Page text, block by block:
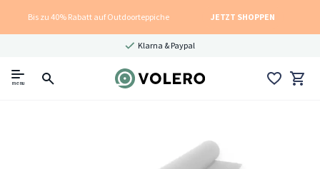
Bis zu 40% Rabatt auf Outdoorteppiche JETZT SHOPPEN
Klarna & Paypal
menu